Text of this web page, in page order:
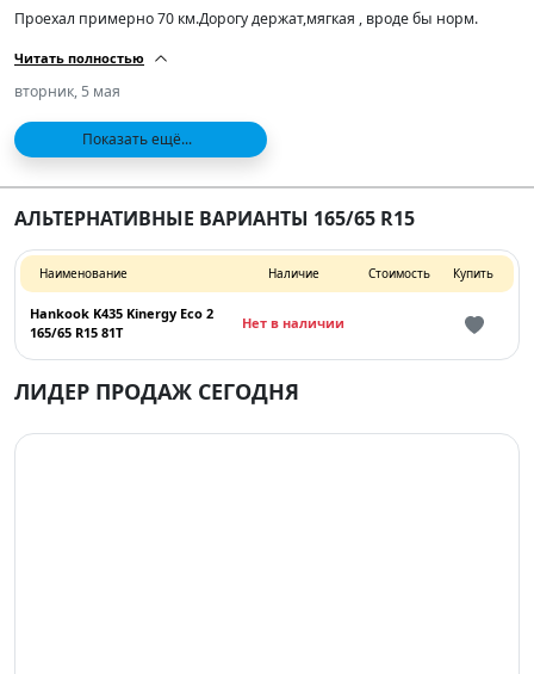
Проехал примерно 70 км.Дорогу держат,мягкая , вроде бы норм.
Читать полностью
вторник, 5 мая
Показать ещё...
АЛЬТЕРНАТИВНЫЕ ВАРИАНТЫ 165/65 R15
Наименование Наличие Стоимость Купить
Hankook K435 Kinergy Eco 2
165/65 R15 81T
Нет в наличии
ЛИДЕР ПРОДАЖ СЕГОДНЯ